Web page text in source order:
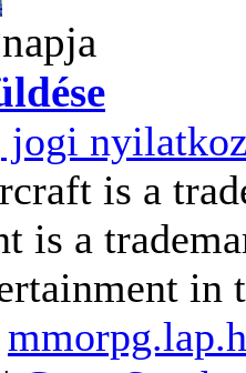
jogi
is a
is a
in